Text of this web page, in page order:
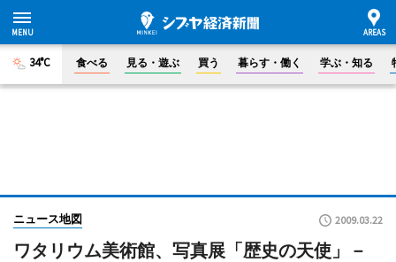
34°C 食べる 見る・遊ぶ 買う 暮らす・働く 学ぶ・知る
ニュース地図 2009.03.22
ワタリウム美術館、写真展「歴史の天使」－